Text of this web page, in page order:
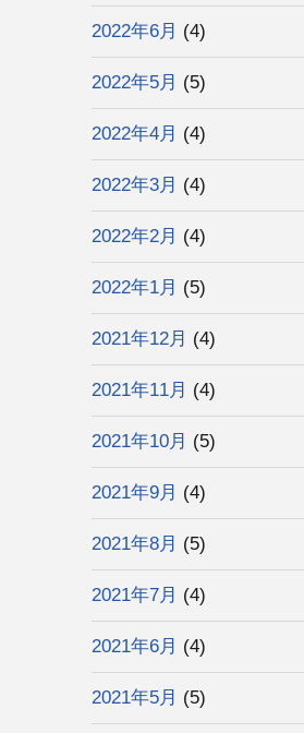
2022年6月 (4)
2022年5月 (5)
2022年4月 (4)
2022年3月 (4)
2022年2月 (4)
2022年1月 (5)
2021年12月 (4)
2021年11月 (4)
2021年10月 (5)
2021年9月 (4)
2021年8月 (5)
2021年7月 (4)
2021年6月 (4)
2021年5月 (5)